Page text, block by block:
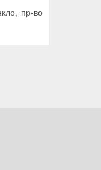
пр-во